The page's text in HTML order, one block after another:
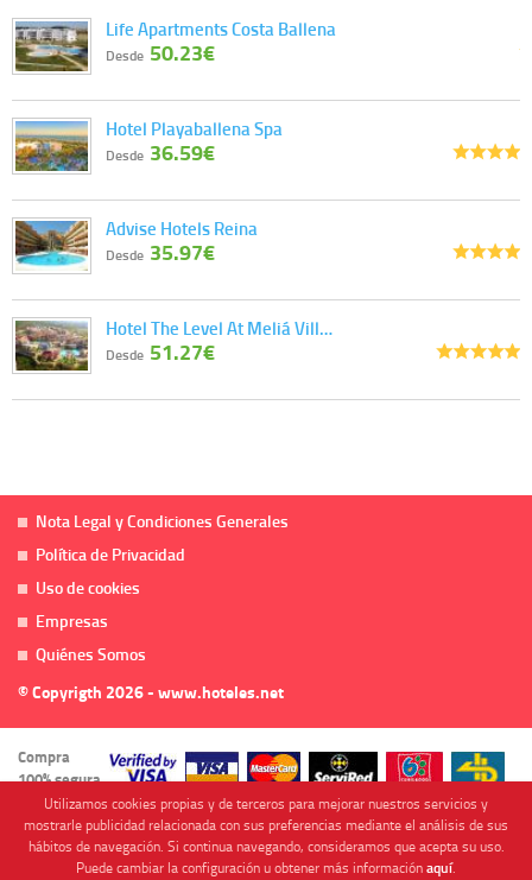
Life Apartments Costa Ballena
Desde 50.23€
Hotel Playaballena Spa
Desde 36.59€
Advise Hotels Reina
Desde 35.97€
Hotel The Level At Meliá Vill…
Desde 51.27€
Nota Legal y Condiciones Generales
Política de Privacidad
Uso de cookies
Empresas
Quiénes Somos
© Copyrigth 2026 - www.hoteles.net
Compra
100% segura
Utilizamos cookies propias y de terceros para mejorar nuestros servicios y
mostrarle publicidad relacionada con sus preferencias mediante el análisis de sus
hábitos de navegación. Si continua navegando, consideramos que acepta su uso.
Puede cambiar la configuración u obtener más informaciónaquí.